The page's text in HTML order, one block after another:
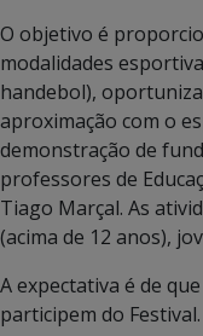
O objetivo é
modalidades
handebol),
aproximação com o
demonstração de
professores de
Tiago Marçal. As
(acima de 12 anos),
A expectativa é de
participem do